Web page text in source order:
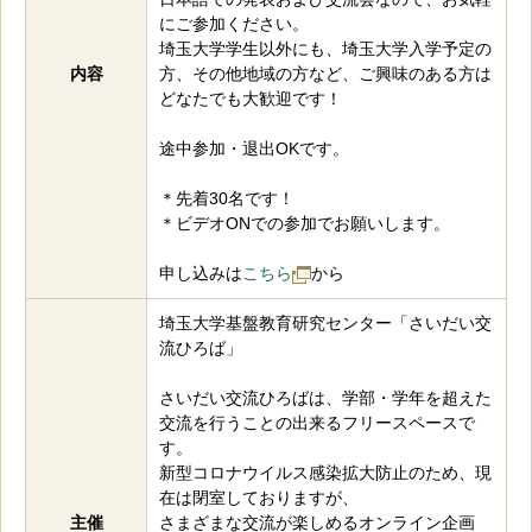
内容
にご参加ください。
埼玉大学学生以外にも、埼玉大学入学予定の
方、その他地域の方など、ご興味のある方は
どなたでも大歓迎です！
途中参加・退出OKです。
＊先着30名です！
＊ビデオONでの参加でお願いします。
申し込みはこちら から
主催
埼玉大学基盤教育研究センター「さいだい交
流ひろば」
さいだい交流ひろばは、学部・学年を超えた
交流を行うことの出来るフリースペースで
す。
新型コロナウイルス感染拡大防止のため、現
在は閉室しておりますが、
さまざまな交流が楽しめるオンライン企画